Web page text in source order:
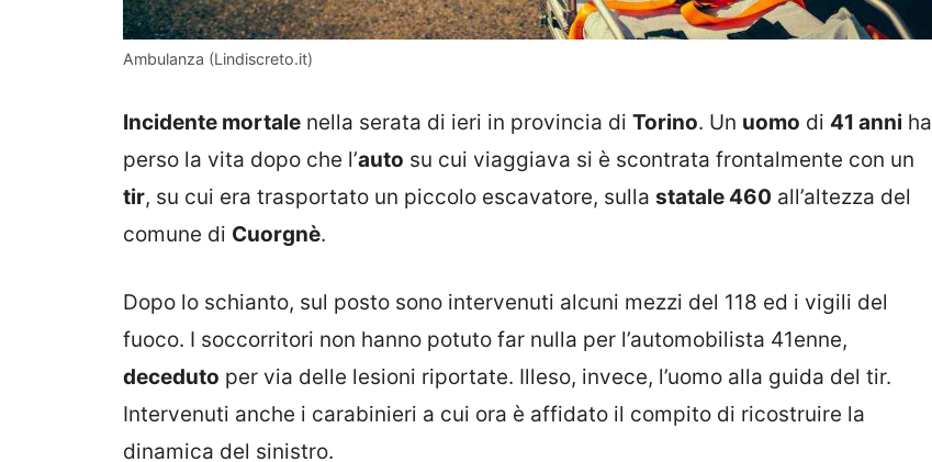
Ambulanza (Lindiscreto.it)
Incidente mortale nella serata di ieri in provincia di Torino. Un uomo di 41 anni ha
perso la vita dopo che l’auto su cui viaggiava si è scontrata frontalmente con un
tir, su cui era trasportato un piccolo escavatore, sulla statale 460 all’altezza del
comune di Cuorgnè.
Dopo lo schianto, sul posto sono intervenuti alcuni mezzi del 118 ed i vigili del
fuoco. I soccorritori non hanno potuto far nulla per l’automobilista 41enne,
deceduto per via delle lesioni riportate. Illeso, invece, l’uomo alla guida del tir.
Intervenuti anche i carabinieri a cui ora è affidato il compito di ricostruire la
dinamica del sinistro.